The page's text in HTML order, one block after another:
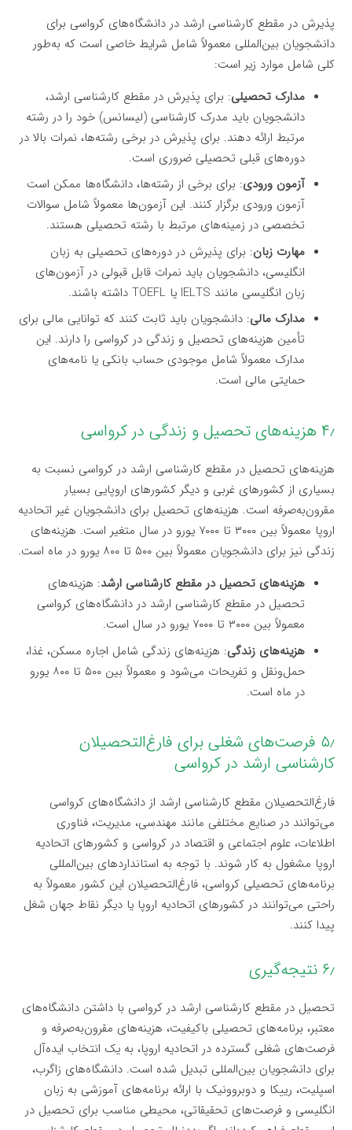
پذیرش در مقطع کارشناسی ارشد در دانشگاه‌های کرواسی برای
دانشجویان بین‌المللی معمولاً شامل شرایط خاصی است که به‌طور
کلی شامل موارد زیر است:
مدارک تحصیلی: برای پذیرش در مقطع کارشناسی ارشد،
دانشجویان باید مدرک کارشناسی (لیسانس) خود را در رشته
مرتبط ارائه دهند. برای پذیرش در برخی رشته‌ها، نمرات بالا در
دوره‌های قبلی تحصیلی ضروری است.
آزمون ورودی: برای برخی از رشته‌ها، دانشگاه‌ها ممکن است
آزمون ورودی برگزار کنند. این آزمون‌ها معمولاً شامل سوالات
تخصصی در زمینه‌های مرتبط با رشته تحصیلی هستند.
مهارت زبان: برای پذیرش در دوره‌های تحصیلی به زبان
انگلیسی، دانشجویان باید نمرات قابل قبولی در آزمون‌های
زبان انگلیسی مانند IELTS یا TOEFL داشته باشند.
مدارک مالی: دانشجویان باید ثابت کنند که توانایی مالی برای
تأمین هزینه‌های تحصیل و زندگی در کرواسی را دارند. این
مدارک معمولاً شامل موجودی حساب بانکی یا نامه‌های
حمایتی مالی است.
۴٫ هزینه‌های تحصیل و زندگی در کرواسی
هزینه‌های تحصیل در مقطع کارشناسی ارشد در کرواسی نسبت به
بسیاری از کشورهای غربی و دیگر کشورهای اروپایی بسیار
مقرون‌به‌صرفه است. هزینه‌های تحصیل برای دانشجویان غیر اتحادیه
اروپا معمولاً بین ۳۰۰۰ تا ۷۰۰۰ یورو در سال متغیر است. هزینه‌های
زندگی نیز برای دانشجویان معمولاً بین ۵۰۰ تا ۸۰۰ یورو در ماه است.
هزینه‌های تحصیل در مقطع کارشناسی ارشد: هزینه‌های
تحصیل در مقطع کارشناسی ارشد در دانشگاه‌های کرواسی
معمولاً بین ۳۰۰۰ تا ۷۰۰۰ یورو در سال است.
هزینه‌های زندگی: هزینه‌های زندگی شامل اجاره مسکن، غذا،
حمل‌ونقل و تفریحات می‌شود و معمولاً بین ۵۰۰ تا ۸۰۰ یورو
در ماه است.
۵٫ فرصت‌های شغلی برای فارغ‌التحصیلان
کارشناسی ارشد در کرواسی
فارغ‌التحصیلان مقطع کارشناسی ارشد از دانشگاه‌های کرواسی
می‌توانند در صنایع مختلفی مانند مهندسی، مدیریت، فناوری
اطلاعات، علوم اجتماعی و اقتصاد در کرواسی و کشورهای اتحادیه
اروپا مشغول به کار شوند. با توجه به استانداردهای بین‌المللی
برنامه‌های تحصیلی کرواسی، فارغ‌التحصیلان این کشور معمولاً به
راحتی می‌توانند در کشورهای اتحادیه اروپا یا دیگر نقاط جهان شغل
پیدا کنند.
۶٫ نتیجه‌گیری
تحصیل در مقطع کارشناسی ارشد در کرواسی با داشتن دانشگاه‌های
معتبر، برنامه‌های تحصیلی باکیفیت، هزینه‌های مقرون‌به‌صرفه و
فرصت‌های شغلی گسترده در اتحادیه اروپا، به یک انتخاب ایده‌آل
برای دانشجویان بین‌المللی تبدیل شده است. دانشگاه‌های زاگرب،
اسپلیت، رییکا و دوبروونیک با ارائه برنامه‌های آموزشی به زبان
انگلیسی و فرصت‌های تحقیقاتی، محیطی مناسب برای تحصیل در